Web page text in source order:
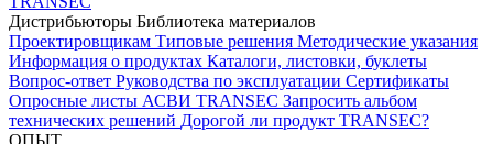
Дистрибьюторы Библиотека материалов
Проектировщикам Типовые решения Методические указания
Информация о продуктах Каталоги, листовки, буклеты
Вопрос-ответ Руководства по эксплуатации Сертификаты
Опросные листы АСВИ TRANSEC Запросить альбом
технических решений Дорогой ли продукт TRANSEC?
ОПЫТ